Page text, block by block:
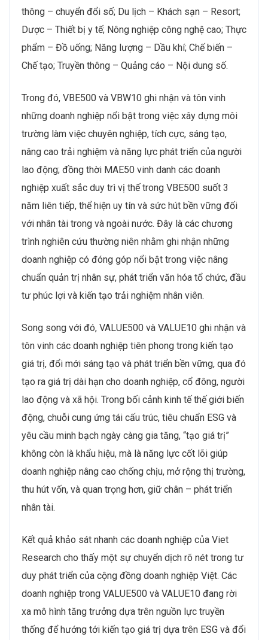
thông – chuyển đổi số; Du lịch – Khách sạn – Resort;
Dược – Thiết bị y tế; Nông nghiệp công nghệ cao; Thực
phẩm – Đồ uống; Năng lượng – Dầu khí; Chế biến –
Chế tạo; Truyền thông – Quảng cáo – Nội dung số.
Trong đó, VBE500 và VBW10 ghi nhận và tôn vinh
những doanh nghiệp nổi bật trong việc xây dựng môi
trường làm việc chuyên nghiệp, tích cực, sáng tạo,
nâng cao trải nghiệm và năng lực phát triển của người
lao động; đồng thời MAE50 vinh danh các doanh
nghiệp xuất sắc duy trì vị thế trong VBE500 suốt 3
năm liên tiếp, thể hiện uy tín và sức hút bền vững đối
với nhân tài trong và ngoài nước. Đây là các chương
trình nghiên cứu thường niên nhằm ghi nhận những
doanh nghiệp có đóng góp nổi bật trong việc nâng
chuẩn quản trị nhân sự, phát triển văn hóa tổ chức, đầu
tư phúc lợi và kiến tạo trải nghiệm nhân viên.
Song song với đó, VALUE500 và VALUE10 ghi nhận và
tôn vinh các doanh nghiệp tiên phong trong kiến tạo
giá trị, đổi mới sáng tạo và phát triển bền vững, qua đó
tạo ra giá trị dài hạn cho doanh nghiệp, cổ đông, người
lao động và xã hội. Trong bối cảnh kinh tế thế giới biến
động, chuỗi cung ứng tái cấu trúc, tiêu chuẩn ESG và
yêu cầu minh bạch ngày càng gia tăng, “tạo giá trị”
không còn là khẩu hiệu, mà là năng lực cốt lõi giúp
doanh nghiệp nâng cao chống chịu, mở rộng thị trường,
thu hút vốn, và quan trọng hơn, giữ chân – phát triển
nhân tài.
Kết quả khảo sát nhanh các doanh nghiệp của Viet
Research cho thấy một sự chuyển dịch rõ nét trong tư
duy phát triển của cộng đồng doanh nghiệp Việt. Các
doanh nghiệp trong VALUE500 và VALUE10 đang rời
xa mô hình tăng trưởng dựa trên nguồn lực truyền
thống để hướng tới kiến tạo giá trị dựa trên ESG và đổi